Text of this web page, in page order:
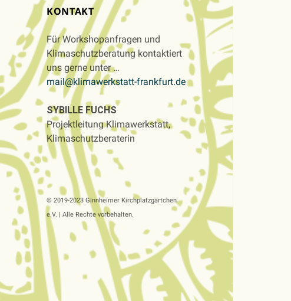
KONTAKT
Für Workshopanfragen und
Klimaschutzberatung kontaktiert
uns gerne unter …
mail@klimawerkstatt-frankfurt.de
SYBILLE FUCHS
Projektleitung Klimawerkstatt,
Klimaschutzberaterin
© 2019-2023 Ginnheimer Kirchplatzgärtchen
e.V. | Alle Rechte vorbehalten.